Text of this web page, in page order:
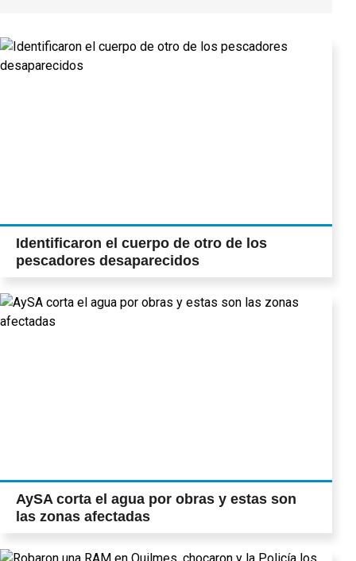
Identificaron el cuerpo de otro de los
pescadores desaparecidos
AySA corta el agua por obras y estas son
las zonas afectadas